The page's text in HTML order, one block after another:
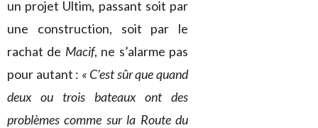
un projet Ultim, passant soit par
une construction, soit par le
rachat de Macif, ne s’alarme pas
pour autant : « C’est sûr que quand
deux ou trois bateaux ont des
problèmes comme sur la Route du